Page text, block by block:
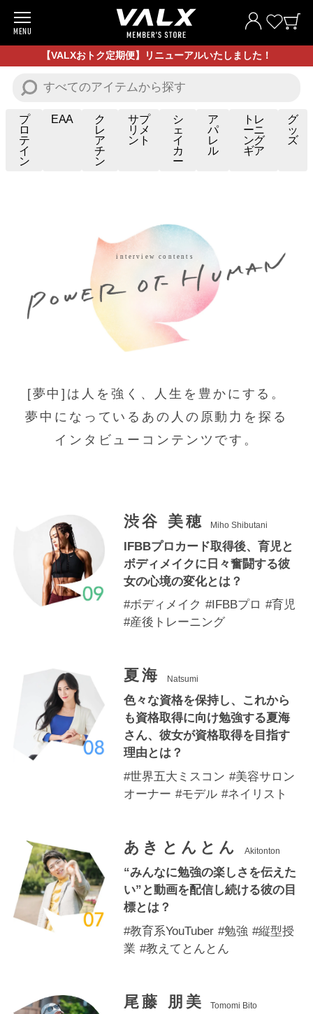
MENU
商品一覧
お試し商品
サプリメント
お買い得商品
VALXについて
おトク 定期便
はじめての方へ
お客様サポート
お知らせ一覧
ご利用ガイド
成分・アレルギー情報
Special contents
コミュニティサイト
VALX "FUN" LIVE!
POWER OF HUMAN
ドン・キホーテ x VALX
ドラッグストア x VALX
VALX GYM
利用規約
【VALXおトク定期便】リニューアルいたしました！
プ
ロ
テ
イ
ン
EAA
ク
レ
ア
チ
ン
サプ
リメ
ント
シ
ェ
イ
カ
ー
ア
パ
レ
ル
トレ
ーニ
ング
ギア
グ
ッ
ズ
[夢中]は人を強く、人生を豊かにする。
夢中になっているあの人の原動力を探る
インタビューコンテンツです。
渋谷 美穂 Miho Shibutani
IFBBプロカード取得後、育児と
ボディメイクに日々奮闘する彼
女の心境の変化とは？
#ボディメイク #IFBBプロ #育児
#産後トレーニング
夏海 Natsumi
色々な資格を保持し、これから
も資格取得に向け勉強する夏海
さん、彼女が資格取得を目指す
理由とは？
#世界五大ミスコン #美容サロン
オーナー #モデル #ネイリスト
あきとんとん Akitonton
“みんなに勉強の楽しさを伝えた
い”と動画を配信し続ける彼の目
標とは？
#教育系YouTuber #勉強 #縦型授
業 #教えてとんとん
尾藤 朋美 Tomomi Bito